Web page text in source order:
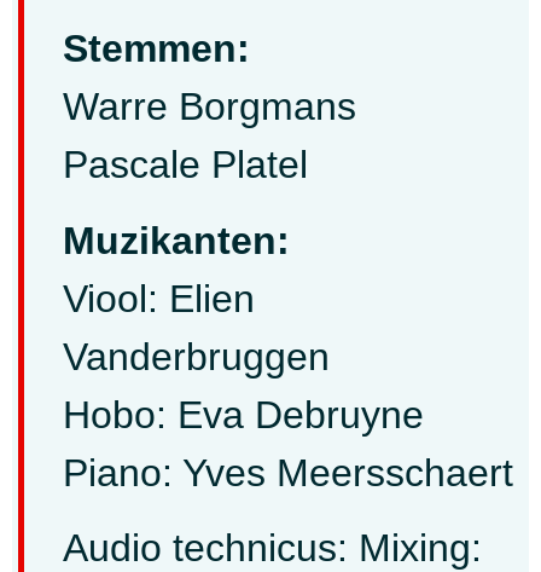
Stemmen:
Warre Borgmans
Pascale Platel
Muzikanten:
Viool: Elien
Vanderbruggen
Hobo: Eva Debruyne
Piano: Yves Meersschaert
Audio technicus: Mixing: